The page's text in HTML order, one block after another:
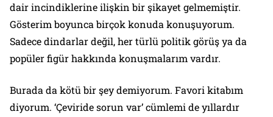
dair incindiklerine ilişkin bir şikayet gelmemiştir.
Gösterim boyunca birçok konuda konuşuyorum.
Sadece dindarlar değil, her türlü politik görüş ya da
popüler figür hakkında konuşmalarım vardır.
Burada da kötü bir şey demiyorum. Favori kitabım
diyorum. ‘Çeviride sorun var’ cümlemi de yıllardır